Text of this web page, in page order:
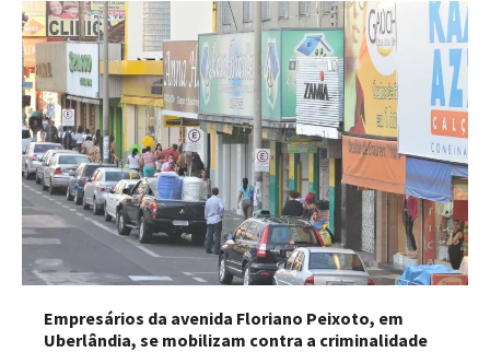
Empresários da avenida Floriano Peixoto, em
Uberlândia, se mobilizam contra a criminalidade